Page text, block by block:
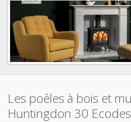
Les poêles à bois et
Huntingdon 30